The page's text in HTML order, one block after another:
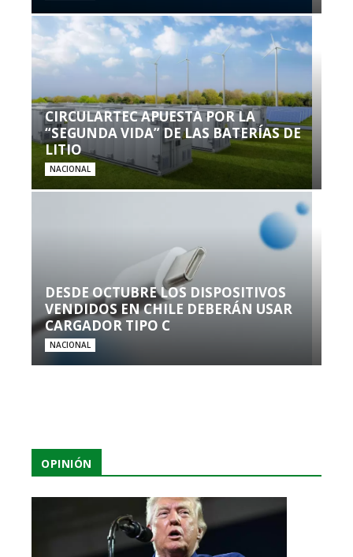
CIRCULARTEC APUESTA POR LA
“SEGUNDA VIDA” DE LAS BATERÍAS DE
LITIO
NACIONAL
DESDE OCTUBRE LOS DISPOSITIVOS
VENDIDOS EN CHILE DEBERÁN USAR
CARGADOR TIPO C
NACIONAL
OPINIÓN